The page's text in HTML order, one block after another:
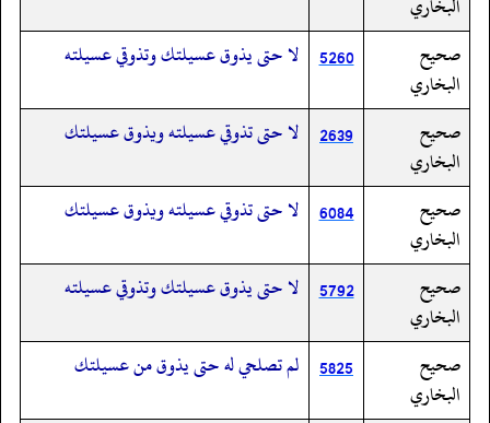
صحيح
البخاري
5260 لا حتى يذوق عسيلتك وتذوقي عسيلته
صحيح
البخاري
2639 لا حتى تذوقي عسيلته ويذوق عسيلتك
صحيح
البخاري
6084 لا حتى تذوقي عسيلته ويذوق عسيلتك
صحيح
البخاري
5792 لا حتى يذوق عسيلتك وتذوقي عسيلته
صحيح
البخاري
5825 لم تصلحي له حتى يذوق من عسيلتك